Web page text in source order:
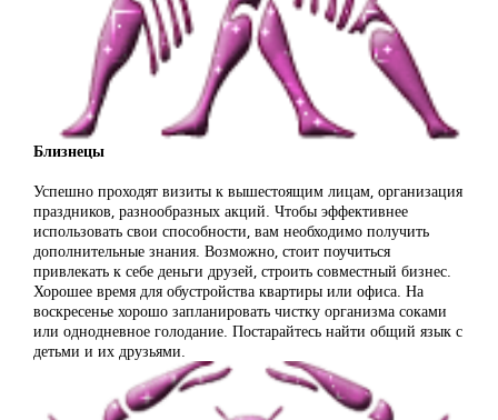
Близнецы
Успешно проходят визиты к вышестоящим лицам, организация
праздников, разнообразных акций. Чтобы эффективнее
использовать свои способности, вам необходимо получить
дополнительные знания. Возможно, стоит поучиться
привлекать к себе деньги друзей, строить совместный бизнес.
Хорошее время для обустройства квартиры или офиса. На
воскресенье хорошо запланировать чистку организма соками
или однодневное голодание. Постарайтесь найти общий язык с
детьми и их друзьями.